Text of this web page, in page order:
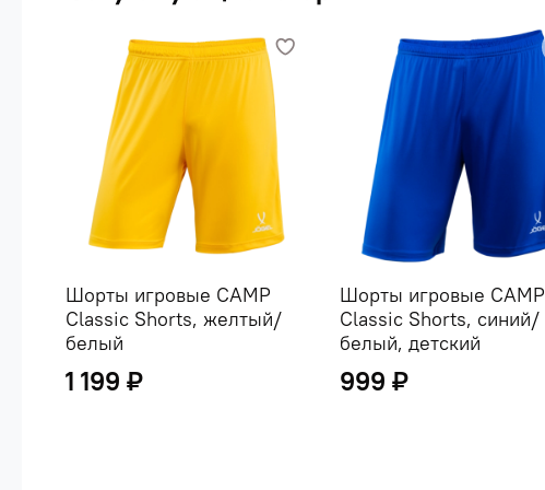
Шорты игровые CAMP
Classic Shorts, желтый/
белый
1 199 ₽
Шорты игровые CAMP
Classic Shorts, синий/
белый, детский
999 ₽